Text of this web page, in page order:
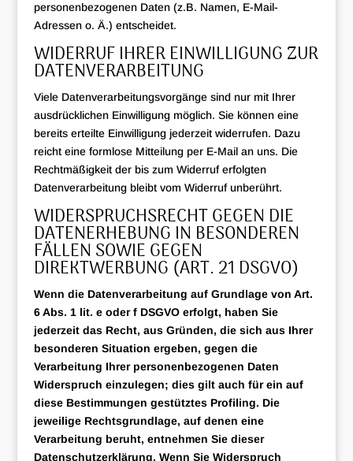
personenbezogenen Daten (z.B. Namen, E-Mail-
Adressen o. Ä.) entscheidet.
WIDERRUF IHRER EINWILLIGUNG ZUR
DATENVERARBEITUNG
Viele Datenverarbeitungsvorgänge sind nur mit Ihrer
ausdrücklichen Einwilligung möglich. Sie können eine
bereits erteilte Einwilligung jederzeit widerrufen. Dazu
reicht eine formlose Mitteilung per E-Mail an uns. Die
Rechtmäßigkeit der bis zum Widerruf erfolgten
Datenverarbeitung bleibt vom Widerruf unberührt.
WIDERSPRUCHSRECHT GEGEN DIE
DATENERHEBUNG IN BESONDEREN
FÄLLEN SOWIE GEGEN
DIREKTWERBUNG (ART. 21 DSGVO)
Wenn die Datenverarbeitung auf Grundlage von Art.
6 Abs. 1 lit. e oder f DSGVO erfolgt, haben Sie
jederzeit das Recht, aus Gründen, die sich aus Ihrer
besonderen Situation ergeben, gegen die
Verarbeitung Ihrer personenbezogenen Daten
Widerspruch einzulegen; dies gilt auch für ein auf
diese Bestimmungen gestütztes Profiling. Die
jeweilige Rechtsgrundlage, auf denen eine
Verarbeitung beruht, entnehmen Sie dieser
Datenschutzerklärung. Wenn Sie Widerspruch